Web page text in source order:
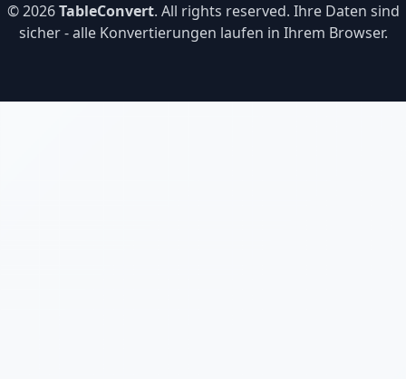
© 2026TableConvert. All rights reserved. Ihre Daten sind
sicher - alle Konvertierungen laufen in Ihrem Browser.